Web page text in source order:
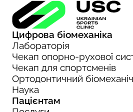
Цифрова біомеханіка
Лабораторія
Чекап опорно-рухової
Чекап для спортсменів
Ортодонтичний
Наука
Пацієнтам